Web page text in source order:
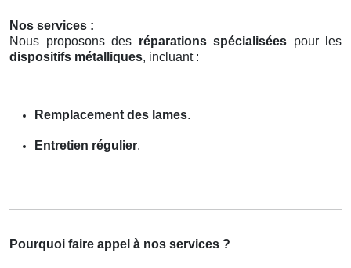
Nos services :
Nous proposons des réparations spécialisées pour les
dispositifs métalliques, incluant :
Remplacement des lames.
Entretien régulier.
Pourquoi faire appel à nos services ?